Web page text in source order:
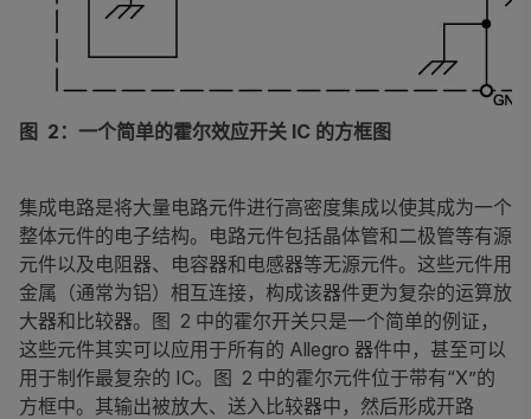
图 2：一个简单的霍尔效应开关 IC 的方框图
集成电路是将大量电路元件进行高密度集成以使其成为一个
整体元件的电子结构。电路元件包括晶体管和二极管等有源
元件以及电阻器、电容器和电感器等无源元件。这些元件用
金属（通常为铝）相互连接，构成该器件更为复杂的运算放
大器和比较器。图 2 中的霍尔开关只是一个简单的例证，
这些元件其实可以应用于所有的 Allegro 器件中，甚至可以
用于制作最复杂的 IC。图 2 中的霍尔元件位于带有“X”的
方框中。其输出被放大、送入比较器中，然后形成开路